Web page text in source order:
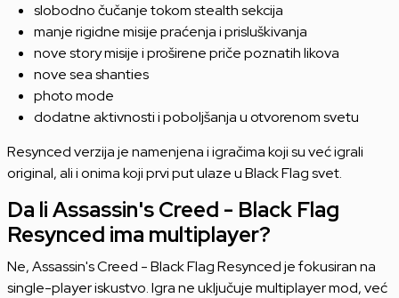
slobodno čučanje tokom stealth sekcija
manje rigidne misije praćenja i prisluškivanja
nove story misije i proširene priče poznatih likova
nove sea shanties
photo mode
dodatne aktivnosti i poboljšanja u otvorenom svetu
Resynced verzija je namenjena i igračima koji su već igrali
original, ali i onima koji prvi put ulaze u Black Flag svet.
Da li Assassin's Creed - Black Flag
Resynced ima multiplayer?
Ne, Assassin's Creed - Black Flag Resynced je fokusiran na
single-player iskustvo. Igra ne uključuje multiplayer mod, već